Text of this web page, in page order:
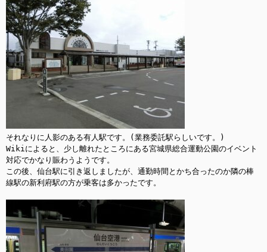
それなりに人影のある有人駅です。(業務委託駅らしいです。)
Wikiによると、少し離れたところにある宮城県総合運動公園のイベント
対応でかなり賑わうようです。
この後、仙台駅に引き返しましたが、通勤時間とかち合ったのか隣の棒
線駅の新利府駅の方が乗客は多かったです。